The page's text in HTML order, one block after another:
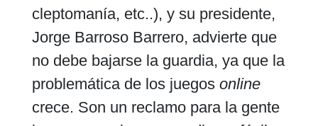
cleptomanía, etc..), y su presidente,
Jorge Barroso Barrero, advierte que
no debe bajarse la guardia, ya que la
problemática de los juegos online
crece. Son un reclamo para la gente